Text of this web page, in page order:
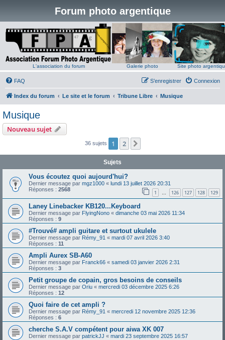
Forum photo argentique
L'association du forum Galerie photo Site photo
FAQ Connexion
S’enregistrer
Index du forum Le site et le forum Tribune Libre Musique
Musique
Nouveau sujet
36 sujets 1 2
Sujets
Vous écoutez quoi aujourd'hui?
Dernier message par mgz1000 « lundi 13 juillet 2026 20:31
Réponses : 2568 1 … 126 127 128 129
Laney Linebacker KB120...Keyboard
Dernier message par FlyingNono « dimanche 03 mai 2026 11:34
Réponses : 9
#Trouvé# ampli guitare et surtout ukulele
Dernier message par Rémy_91 « mardi 07 avril 2026 3:40
Réponses : 11
Ampli Aurex SB-A60
Dernier message par Franck66 « samedi 03 janvier 2026 2:31
Réponses : 3
Petit groupe de copain, gros besoins de conseils
Dernier message par Oriu « mercredi 03 décembre 2025 6:26
Réponses : 12
Quoi faire de cet ampli ?
Dernier message par Rémy_91 « mercredi 12 novembre 2025 12:36
Réponses : 6
cherche S.A.V compétent pour aiwa XK 007
Dernier message par patrickJJ « mardi 23 septembre 2025 16:57